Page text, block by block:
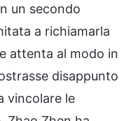
un secondo
a richiamarla
attenta al modo in
disappunto
vincolare le